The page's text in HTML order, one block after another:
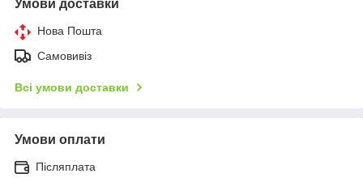
Умови доставки
Нова Пошта
Самовивіз
Всі умови доставки
Умови оплати
Післяплата